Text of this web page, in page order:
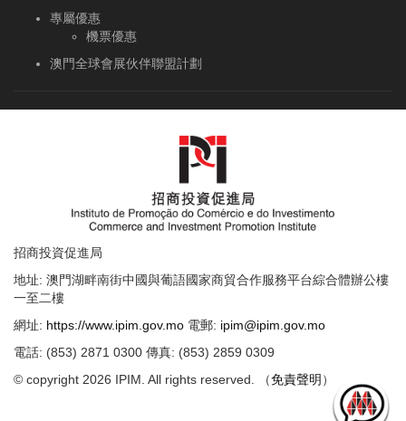
專屬優惠
機票優惠
澳門全球會展伙伴聯盟計劃
招商投資促進局
地址: 澳門湖畔南街中國與葡語國家商貿合作服務平台綜合體辦公樓
一至二樓
網址: https://www.ipim.gov.mo 電郵: ipim@ipim.gov.mo
電話: (853) 2871 0300 傳真: (853) 2859 0309
© copyright 2026 IPIM. All rights reserved. （免責聲明 ）